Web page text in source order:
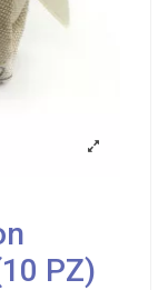
PZ)